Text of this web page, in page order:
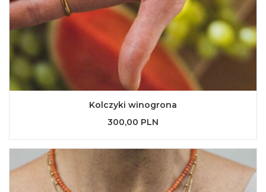
Kolczyki winogrona
300,00 PLN